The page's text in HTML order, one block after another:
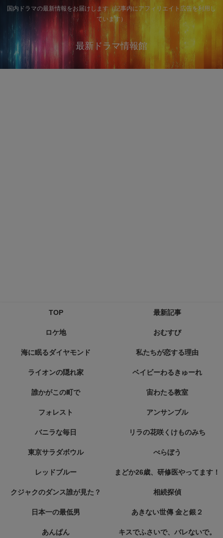
国内ドラマの最新情報をお届けします（記事内にアフィリエイト広告を利用し
ています）
最新ドラマ情報館
TOP 最新記事
ロケ地 おむすび
海に眠るダイヤモンド 私たちが恋する理由
ライオンの隠れ家 ベイビーわるきゅーれ
誰かがこの町で 宙わたる教室
フォレスト アンサンブル
バニラな毎日 リラの花咲くけものみち
東京サラダボウル べらぼう
レッドブルー まどか26歳、研修医やってます！
クジャクのダンス誰が見た？ 相続探偵
日本一の最低男 あきない世傳 金と銀２
あんぱん キスでふさいで、バレないで。